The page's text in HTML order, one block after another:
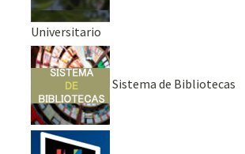
Universitario
Sistema de Bibliotecas